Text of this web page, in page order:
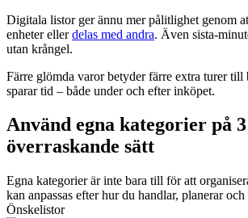
Digitala listor ger ännu mer pålitlighet genom
enheter ellerdelas med andra. Även sista-
utan krångel.
Färre glömda varor betyder färre extra turer till
sparar tid – både under och efter inköpet.
Använd egna kategorier på 3
överraskande sätt
Egna kategorier är inte bara till för att
kan anpassas efter hur du handlar, planerar och
Önskelistor